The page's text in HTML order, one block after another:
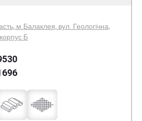
м.Балаклея, вул. Геологічна,
Б